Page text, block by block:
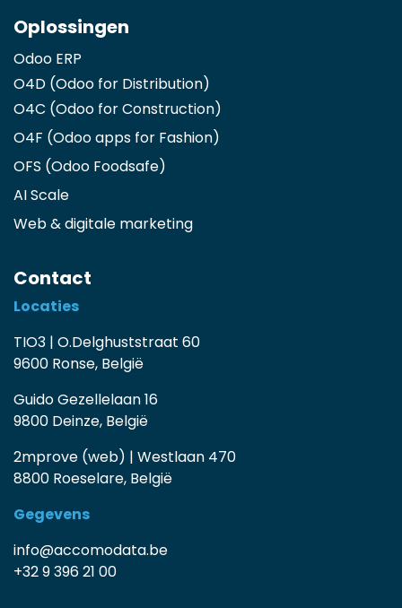
Oplossingen
Odoo ERP
O4D (Odoo for Distribution)
O4C (Odoo for Construction)
O4F (Odoo apps for Fashion)
OFS (Odoo Foodsafe)
AI Scale
Web & digitale marketing
Contact
Locaties
TIO3 | O.Delghuststraat 60
9600 Ronse, België
Guido Gezellelaan 16
9800 Deinze, België
2mprove (web) | Westlaan 470
8800 Roeselare, België
Gegevens
info@accomodata.be
+32 9 396 21 00